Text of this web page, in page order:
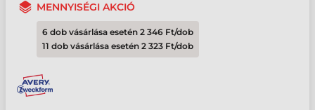
MENNYISÉGI AKCIÓ
6 dob vásárlása esetén 2 346 Ft/dob
11 dob vásárlása esetén 2 323 Ft/dob